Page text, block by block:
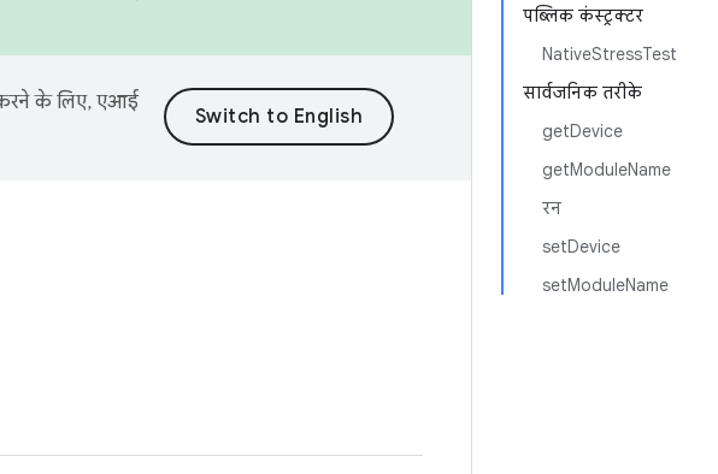
पब्लिक कंस्ट्रक्टर
NativeStressTest
सार्वजनिक तरीके
getDevice
getModuleName
रन
setDevice
setModuleName
के लिए, एआई